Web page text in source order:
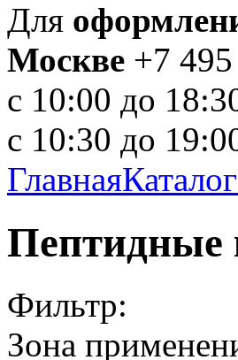
Для
Москве +7
с 10:00 до
с 10:30 до
Главная
Пептидные
Фильтр:
Зона